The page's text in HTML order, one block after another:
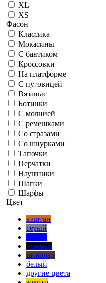
XL
XS
Фасон
Классика
Мокасины
С бантиком
Кроссовки
На платформе
С пуговицей
Вязаные
Ботинки
С молнией
С ремешками
Со стразами
Со шнурками
Тапочки
Перчатки
Наушники
Шапки
Шарфы
Цвет
каштан
серый
черный
шоколад
белый
другие цвета